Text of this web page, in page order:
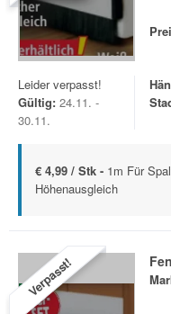
Leider verpasst!
Gültig: 24.11. -
30.11.
€ 4,99 / Stk - 1m Für
Höhenausgleich
Verpasst!